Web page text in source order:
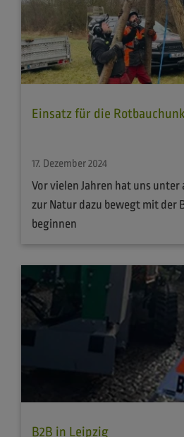
Einsatz für die
17. Dezember 2024
Vor vielen Jahren hat uns unter
zur Natur dazu bewegt mit der
beginnen
B2B in Leipzig